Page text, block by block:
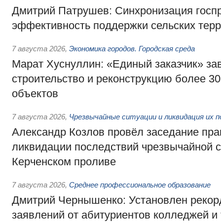
Дмитрий Патрушев: Синхронизация
эффективность поддержки сельских
7 августа 2026, Экономика городов. Городская среда
Марат Хуснуллин: «Единый заказчик»
строительство и реконструкцию более
объектов
7 августа 2026, Чрезвычайные ситуации и ликвидация их
Александр Козлов провёл заседание
ликвидации последствий чрезвычайной
Керченском проливе
7 августа 2026, Среднее профессиональное образование
Дмитрий Чернышенко: Установлен
заявлений от абитуриентов колледжей и